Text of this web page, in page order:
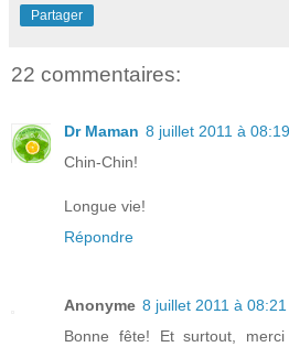
Partager
22 commentaires:
Dr Maman 8 juillet 2011 à 08:19
Chin-Chin!
Longue vie!
Répondre
Anonyme 8 juillet 2011 à 08:21
Bonne fête! Et surtout,